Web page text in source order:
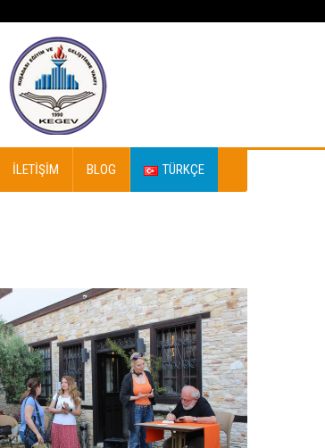
İLETIŞIM BLOG TÜRKÇE